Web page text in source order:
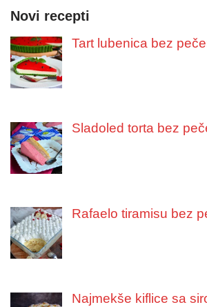
Novi recepti
Tart lubenica bez
Sladoled torta bez
Rafaelo tiramisu bez
Najmekše kiflice sa